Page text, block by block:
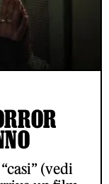
(vedi